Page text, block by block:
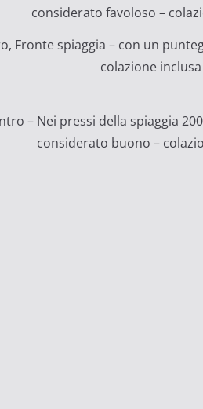
considerato favoloso –
Fronte spiaggia – con un
colazione inclusa
– Nei pressi della spiaggia
considerato buono –